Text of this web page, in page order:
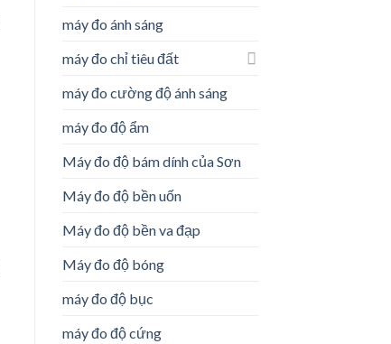
máy đo ánh sáng
máy đo chỉ tiêu đất
máy đo cường độ ánh sáng
máy đo độ ẩm
Máy đo độ bám dính của Sơn
Máy đo độ bền uốn
Máy đo độ bền va đạp
Máy đo độ bóng
máy đo độ bục
máy đo độ cứng